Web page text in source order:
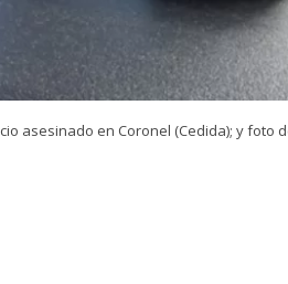
asesinado en Coronel (Cedida); y foto